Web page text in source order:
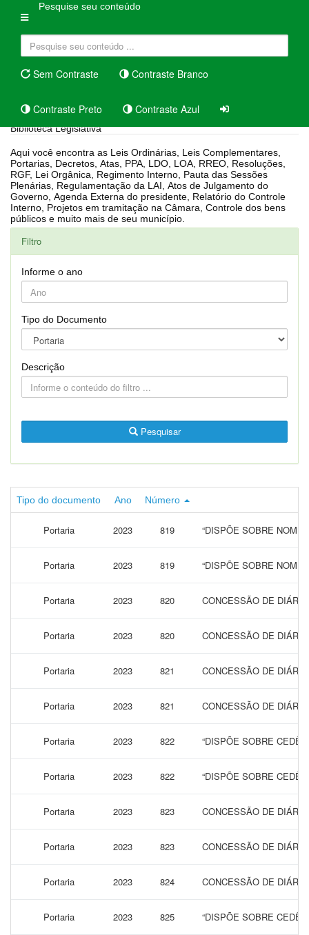
Pesquise seu conteúdo
Sem Contraste Contraste Branco
Contraste Preto Contraste Azul
Biblioteca Legislativa
Aqui você encontra as Leis Ordinárias, Leis Complementares,
Portarias, Decretos, Atas, PPA, LDO, LOA, RREO, Resoluções,
RGF, Lei Orgânica, Regimento Interno, Pauta das Sessões
Plenárias, Regulamentação da LAI, Atos de Julgamento do
Governo, Agenda Externa do presidente, Relatório do Controle
Interno, Projetos em tramitação na Câmara, Controle dos bens
públicos e muito mais de seu município.
Filtro
Informe o ano
Tipo do Documento
Descrição
Pesquisar
Tipo do documento Ano Número
Portaria 2023 819 “DISPÕE SOBRE
Portaria 2023 819 “DISPÕE SOBRE
Portaria 2023 820 CONCESSÃO DE
Portaria 2023 820 CONCESSÃO DE
Portaria 2023 821 CONCESSÃO DE
Portaria 2023 821 CONCESSÃO DE
Portaria 2023 822 “DISPÕE SOBRE
Portaria 2023 822 “DISPÕE SOBRE
Portaria 2023 823 CONCESSÃO DE
Portaria 2023 823 CONCESSÃO DE
Portaria 2023 824 CONCESSÃO DE
Portaria 2023 825 “DISPÕE SOBRE